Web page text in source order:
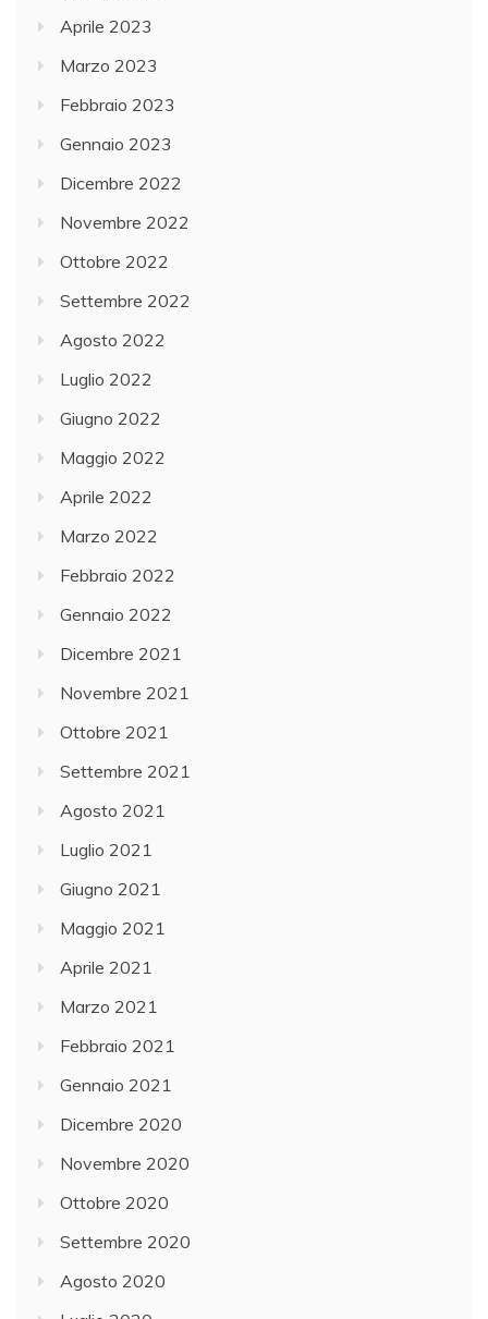
Aprile 2023
Marzo 2023
Febbraio 2023
Gennaio 2023
Dicembre 2022
Novembre 2022
Ottobre 2022
Settembre 2022
Agosto 2022
Luglio 2022
Giugno 2022
Maggio 2022
Aprile 2022
Marzo 2022
Febbraio 2022
Gennaio 2022
Dicembre 2021
Novembre 2021
Ottobre 2021
Settembre 2021
Agosto 2021
Luglio 2021
Giugno 2021
Maggio 2021
Aprile 2021
Marzo 2021
Febbraio 2021
Gennaio 2021
Dicembre 2020
Novembre 2020
Ottobre 2020
Settembre 2020
Agosto 2020